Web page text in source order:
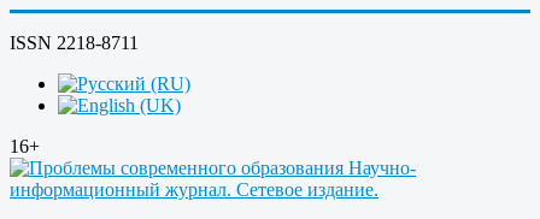
ISSN 2218-8711
16+